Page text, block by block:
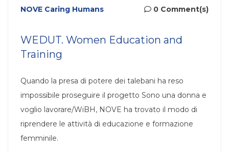
NOVE Caring Humans 0 Comment(s)
WEDUT. Women Education and
Training
Quando la presa di potere dei talebani ha reso
impossibile proseguire il progetto Sono una donna e
voglio lavorare/WiBH, NOVE ha trovato il modo di
riprendere le attività di educazione e formazione
femminile.